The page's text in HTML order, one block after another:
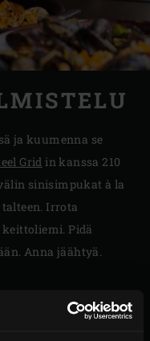
ja kuumenna se
Grid in kanssa 210
sinisimpukat à la
talteen. Irrota
Pidä
Anna jäähtyä.
lisää